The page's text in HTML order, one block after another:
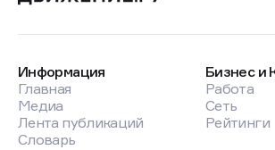
Информация
Главная
Медиа
Лента публикаций
Словарь
Бизнес и
Работа
Сеть
Рейтинги